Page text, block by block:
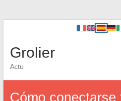
Grolier
Actu
Cómo conectarse